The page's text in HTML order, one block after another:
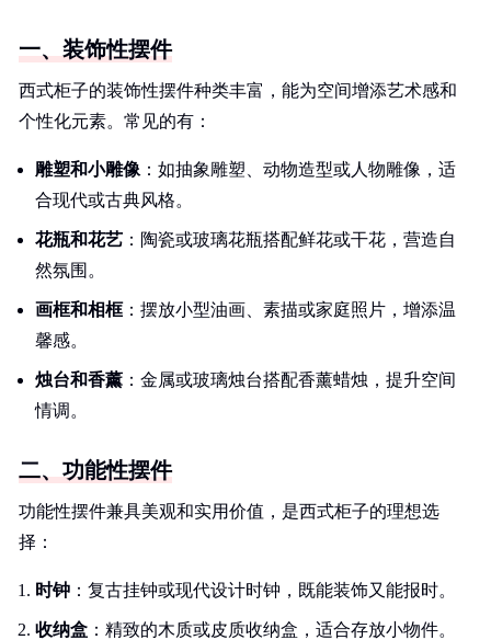
一、装饰性摆件
西式柜子的装饰性摆件种类丰富，能为空间增添艺术感和
个性化元素。常见的有：
雕塑和小雕像 ：如抽象雕塑、动物造型或人物雕像，适
合现代或古典风格。
花瓶和花艺 ：陶瓷或玻璃花瓶搭配鲜花或干花，营造自
然氛围。
画框和相框：摆放小型油画、素描或家庭照片，增添温
馨感。
烛台和香薰 ：金属或玻璃烛台搭配香薰蜡烛，提升空间
情调。
二、功能性摆件
功能性摆件兼具美观和实用价值，是西式柜子的理想选
择：
时钟 ：复古挂钟或现代设计时钟，既能装饰又能报时。
收纳盒 ：精致的木质或皮质收纳盒，适合存放小物件。